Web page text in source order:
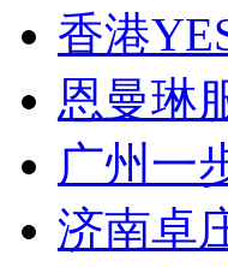
香港
恩曼琳
广州一
济南卓